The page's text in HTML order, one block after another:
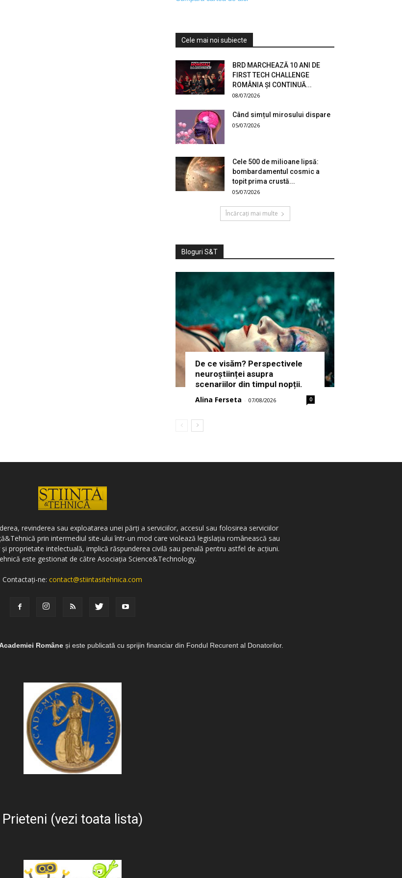
Cele mai noi subiecte
BRD MARCHEAZĂ 10 ANI DE
FIRST TECH CHALLENGE
ROMÂNIA ȘI CONTINUĂ...
08/07/2026
Când simțul mirosului dispare
05/07/2026
Cele 500 de milioane lipsă:
bombardamentul cosmic a
topit prima crustă...
05/07/2026
Încărcați mai multe
Bloguri S&T
De ce visăm? Perspectivele
neuroștiinței asupra
scenariilor din timpul nopții.
Alina Ferseta - 07/08/2026 0
revinderea sau exploatarea unei părți a serviciilor, accesul sau folosirea serviciilor
prin intermediul site-ului într-un mod care violează legislația românească sau
proprietate intelectuală, implică răspunderea civilă sau penală pentru astfel de acțiuni.
este gestionat de către Asociația Science&Technology.
Contactați-ne:contact@stiintasitehnica.com
Române și este publicată cu sprijin financiar din Fondul Recurent al Donatorilor.
Prieteni (vezi toata lista)